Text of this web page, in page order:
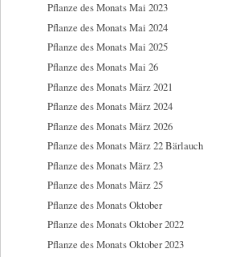
Pflanze des Monats Mai 2023
Pflanze des Monats Mai 2024
Pflanze des Monats Mai 2025
Pflanze des Monats Mai 26
Pflanze des Monats März 2021
Pflanze des Monats März 2024
Pflanze des Monats März 2026
Pflanze des Monats März 22 Bärlauch
Pflanze des Monats März 23
Pflanze des Monats März 25
Pflanze des Monats Oktober
Pflanze des Monats Oktober 2022
Pflanze des Monats Oktober 2023